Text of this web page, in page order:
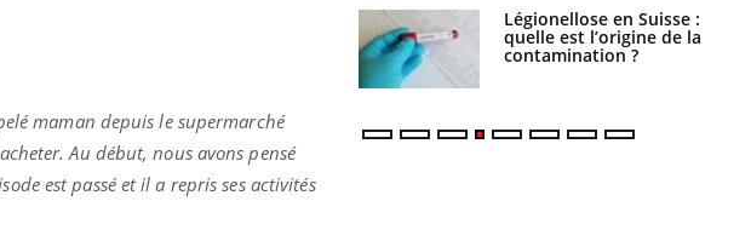
maman depuis le supermarché
Au début, nous avons pensé
est passé et il a repris ses activités
Légionellose en Suisse :
quelle est l’origine de la
contamination ?